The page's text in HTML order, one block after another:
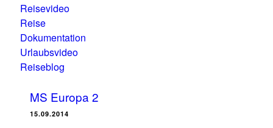
MS Europa 2
15.09.2014